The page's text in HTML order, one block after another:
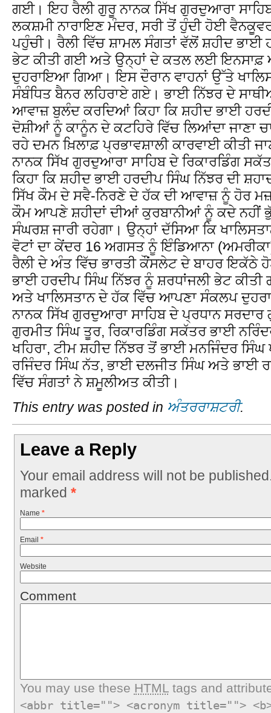
ਗਈ। ਇਹ ਰੈਲੀ ਗੁਰੂ ਨਾਨਕ ਸਿੱਖ ਗੁਰਦੁਆਰਾ
ਲਕਸ਼ਮੀ ਨਾਰਾਇਣ ਮੰਦਰ, ਸਰੀ ਤੋਂ ਹੁੰਦੀ ਹੋਈ
ਪਹੁੰਚੀ। ਰੈਲੀ ਵਿੱਚ ਸ਼ਾਮਲ ਸੰਗਤਾਂ ਵੱਲੋਂ ਸ਼ਹੀਦ ਭਾਈ
ਭੇਟ ਕੀਤੀ ਗਈ ਅਤੇ ਉਨ੍ਹਾਂ ਦੇ ਕਤਲ ਲਈ ਇਨਸਾਫ਼
ਦੁਹਰਾਇਆ ਗਿਆ। ਇਸ ਦੌਰਾਨ ਵਾਹਨਾਂ ਉੱਤੇ
ਸੰਬੰਧਿਤ ਬੈਨਰ ਲਹਿਰਾਏ ਗਏ। ਭਾਈ ਨਿੱਝਰ ਦੇ
ਆਵਾਜ਼ ਬੁਲੰਦ ਕਰਦਿਆਂ ਕਿਹਾ ਕਿ ਸ਼ਹੀਦ ਭਾਈ
ਦੋਸ਼ੀਆਂ ਨੂੰ ਕਾਨੂੰਨ ਦੇ ਕਟਹਿਰੇ ਵਿੱਚ ਲਿਆਂਦਾ ਜਾਣਾ
ਰਹੇ ਦਮਨ ਖ਼ਿਲਾਫ਼ ਪ੍ਰਭਾਵਸ਼ਾਲੀ ਕਾਰਵਾਈ ਕੀਤੀ
ਨਾਨਕ ਸਿੱਖ ਗੁਰਦੁਆਰਾ ਸਾਹਿਬ ਦੇ ਰਿਕਾਰਡਿੰਗ
ਕਿਹਾ ਕਿ ਸ਼ਹੀਦ ਭਾਈ ਹਰਦੀਪ ਸਿੰਘ ਨਿੱਝਰ ਦੀ
ਸਿੱਖ ਕੌਮ ਦੇ ਸਵੈ-ਨਿਰਣੇ ਦੇ ਹੱਕ ਦੀ ਆਵਾਜ਼ ਨੂੰ ਹੋਰ
ਕੌਮ ਆਪਣੇ ਸ਼ਹੀਦਾਂ ਦੀਆਂ ਕੁਰਬਾਨੀਆਂ ਨੂੰ ਕਦੇ ਨਹੀਂ
ਸੰਘਰਸ਼ ਜਾਰੀ ਰਹੇਗਾ। ਉਨ੍ਹਾਂ ਦੱਸਿਆ ਕਿ
ਵੋਟਾਂ ਦਾ ਕੇਂਦਰ 16 ਅਗਸਤ ਨੂੰ ਇੰਡਿਆਨਾ
ਰੈਲੀ ਦੇ ਅੰਤ ਵਿੱਚ ਭਾਰਤੀ ਕੌਂਸਲੇਟ ਦੇ ਬਾਹਰ ਇਕੱਠੇ
ਭਾਈ ਹਰਦੀਪ ਸਿੰਘ ਨਿੱਝਰ ਨੂੰ ਸ਼ਰਧਾਂਜਲੀ ਭੇਟ
ਅਤੇ ਖਾਲਿਸਤਾਨ ਦੇ ਹੱਕ ਵਿੱਚ ਆਪਣਾ ਸੰਕਲਪ
ਨਾਨਕ ਸਿੱਖ ਗੁਰਦੁਆਰਾ ਸਾਹਿਬ ਦੇ ਪ੍ਰਧਾਨ
ਗੁਰਮੀਤ ਸਿੰਘ ਤੂਰ, ਰਿਕਾਰਡਿੰਗ ਸਕੱਤਰ ਭਾਈ
ਖਹਿਰਾ, ਟੀਮ ਸ਼ਹੀਦ ਨਿੱਝਰ ਤੋਂ ਭਾਈ ਮਨਜਿੰਦਰ
ਰਜਿੰਦਰ ਸਿੰਘ ਨੱਤ, ਭਾਈ ਦਲਜੀਤ ਸਿੰਘ ਅਤੇ ਭਾਈ
ਵਿੱਚ ਸੰਗਤਾਂ ਨੇ ਸ਼ਮੂਲੀਅਤ ਕੀਤੀ।
This entry was posted in ਅੰਤਰਰਾਸ਼ਟਰੀ.
Leave a Reply
Your email address will not be
marked *
Name *
Email *
Website
Comment
You may use these HTMLtags and
<abbr title=""> <acronym title="">